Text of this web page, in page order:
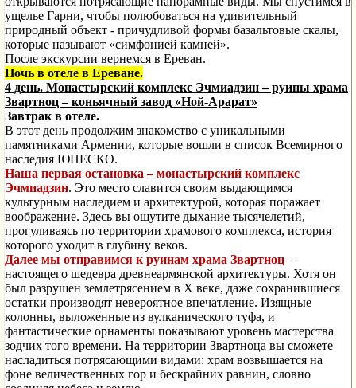
ущелье Гарни, чтобы полюбоваться на удивительный
природный объект - причудливой формы базальтовые скалы,
которые называют «симфонией камней».
После экскурсии вернемся в Ереван.
Ночь в отеле в Ереване.
4 день. Монастырский комплекс Эчмиадзин – руины храма
Звартноц – коньячный завод «Ной-Арарат»
Завтрак в отеле.
В этот день продолжим знакомство с уникальными
памятниками Армении, которые вошли в список Всемирного
наследия ЮНЕСКО.
Наша первая остановка – монастырский комплекс
Эчмиадзин. Это место славится своим выдающимся
культурным наследием и архитектурой, которая поражает
воображение. Здесь вы ощутите дыхание тысячелетий,
прогуливаясь по территории храмового комплекса, история
которого уходит в глубину веков.
Далее мы отправимся к руинам храма Звартноц –
настоящего шедевра древнеармянской архитектуры. Хотя он
был разрушен землетрясением в X веке, даже сохранившиеся
остатки производят невероятное впечатление. Изящные
колонны, выложенные из вулканического туфа, и
фантастические орнаменты показывают уровень мастерства
зодчих того времени. На территории Звартноца вы сможете
насладиться потрясающими видами: храм возвышается на
фоне величественных гор и бескрайних равнин, словно